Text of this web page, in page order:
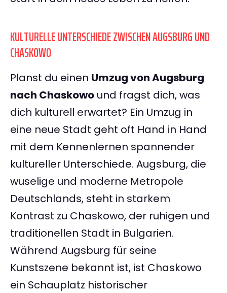
KULTURELLE UNTERSCHIEDE ZWISCHEN AUGSBURG UND
CHASKOWO
Planst du einen Umzug von Augsburg
nach Chaskowo und fragst dich, was
dich kulturell erwartet? Ein Umzug in
eine neue Stadt geht oft Hand in Hand
mit dem Kennenlernen spannender
kultureller Unterschiede. Augsburg, die
wuselige und moderne Metropole
Deutschlands, steht in starkem
Kontrast zu Chaskowo, der ruhigen und
traditionellen Stadt in Bulgarien.
Während Augsburg für seine
Kunstszene bekannt ist, ist Chaskowo
ein Schauplatz historischer